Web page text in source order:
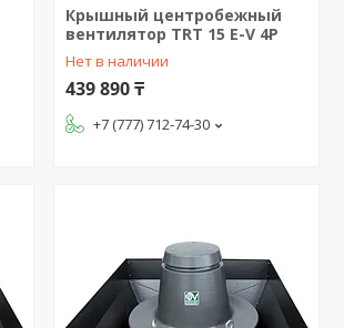
Крышный центробежный
вентилятор TRT 15 E-V 4P
Нет в наличии
439 890 ₸
+7 (777) 712-74-30